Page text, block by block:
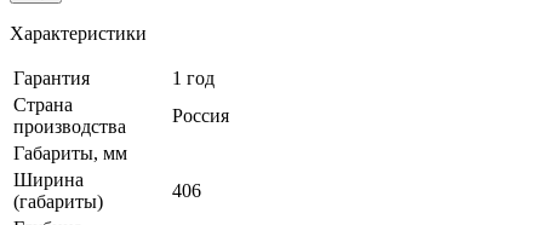
Характеристики
Гарантия
1 год
Страна
производства
Россия
Габариты, мм
Ширина
(габариты)
406